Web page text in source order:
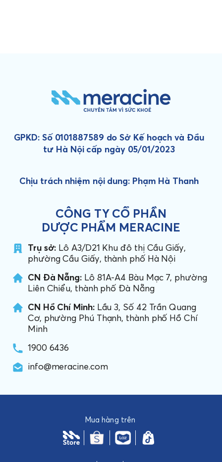
GPKD: Số 0101887589 do Sở Kế hoạch và Đầu
tư Hà Nội cấp ngày 05/01/2023
Chịu trách nhiệm nội dung: Phạm Hà Thanh
CÔNG TY CỔ PHẦN
DƯỢC PHẨM MERACINE
Trụ sở: Lô A3/D21 Khu đô thị Cầu Giấy,
phường Cầu Giấy, thành phố Hà Nội
CN Đà Nẵng: Lô 81A-A4 Bàu Mạc 7, phường
Liên Chiểu, thành phố Đà Nẵng
CN Hồ Chí Minh:Lầu 3, Số 42 Trần Quang
Cơ, phường Phú Thạnh, thành phố Hồ Chí
Minh
1900 6436
info@meracine.com
Mua hàng trên